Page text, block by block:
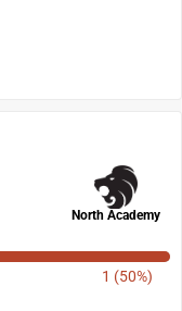
North Academy
1 (50%)